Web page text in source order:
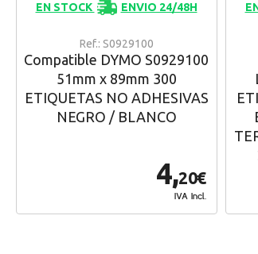
EN STOCK ENVIO 24/48H
Ref.: S0929100
Compatible DYMO S0929100
51mm x 89mm 300
ETIQUETAS NO ADHESIVAS
NEGRO / BLANCO
4,20€
IVA Incl.